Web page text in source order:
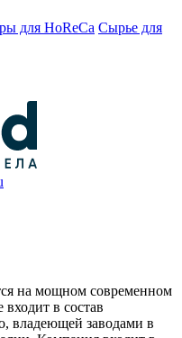
для HoReCa Сырье для
на мощном современном
в состав
владеющей заводами в